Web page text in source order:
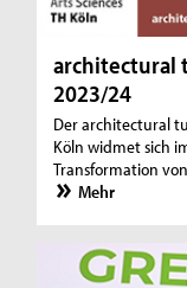
architectural
2023/24
Der architectural
Köln widmet sich
Transformation
Mehr